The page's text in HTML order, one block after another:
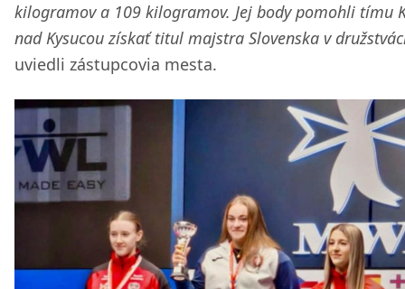
kilogramov a 109 kilogramov. Jej body pomohli tímu
nad Kysucou získať titul majstra Slovenska v
uviedli zástupcovia mesta.